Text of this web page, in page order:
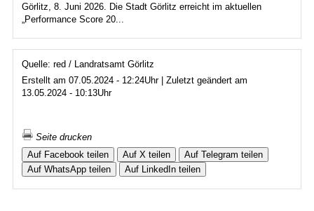
Görlitz, 8. Juni 2026. Die Stadt Görlitz erreicht im aktuellen
„Performance Score 20...
Quelle: red / Landratsamt Görlitz
Erstellt am 07.05.2024 - 12:24Uhr | Zuletzt geändert am
13.05.2024 - 10:13Uhr
Seite drucken
Auf Facebook teilen
Auf X teilen
Auf Telegram teilen
Auf WhatsApp teilen
Auf LinkedIn teilen